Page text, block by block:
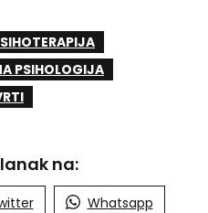
PSIHOLOGIJA
na:
Whatsapp